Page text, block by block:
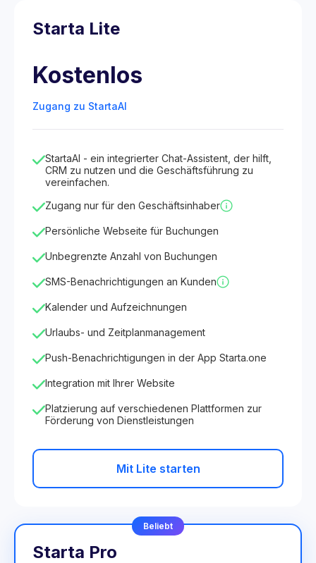
Starta Lite
Kostenlos
Zugang zu StartaAI
StartaAI - ein integrierter Chat-Assistent, der hilft,
CRM zu nutzen und die Geschäftsführung zu
vereinfachen.
Zugang nur für den Geschäftsinhaber
Persönliche Webseite für Buchungen
Unbegrenzte Anzahl von Buchungen
SMS-Benachrichtigungen an Kunden
Kalender und Aufzeichnungen
Urlaubs- und Zeitplanmanagement
Push-Benachrichtigungen in der App Starta.one
Integration mit Ihrer Website
Platzierung auf verschiedenen Plattformen zur
Förderung von Dienstleistungen
Mit Lite starten
Beliebt
Starta Pro